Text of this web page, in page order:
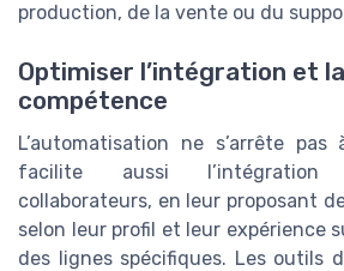
production, de la vente ou du
Optimiser l’intégration et
compétence
L’automatisation ne s’arrête
facilite aussi l’intégration
collaborateurs, en leur proposant
selon leur profil et leur expérience
des lignes spécifiques. Les outils